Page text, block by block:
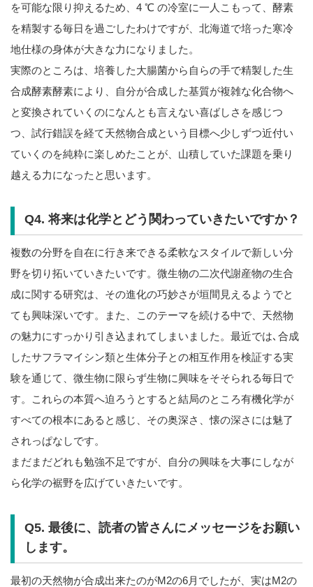
を可能な限り抑えるため、4 ℃ の冷室に一人こもって、酵素
を精製する毎日を過ごしたわけですが、北海道で培った寒冷
地仕様の身体が大きな力になりました。
実際のところは、培養した大腸菌から自らの手で精製した生
合成酵素酵素により、自分が合成した基質が複雑な化合物へ
と変換されていくのになんとも言えない喜ばしさを感じつ
つ、試行錯誤を経て天然物合成という目標へ少しずつ近付い
ていくのを純粋に楽しめたことが、山積していた課題を乗り
越える力になったと思います。
Q4. 将来は化学とどう関わっていきたいですか？
複数の分野を自在に行き来できる柔軟なスタイルで新しい分
野を切り拓いていきたいです。微生物の二次代謝産物の生合
成に関する研究は、その進化の巧妙さが垣間見えるようでと
ても興味深いです。また、このテーマを続ける中で、天然物
の魅力にすっかり引き込まれてしまいました。最近では､合成
したサフラマイシン類と生体分子との相互作用を検証する実
験を通じて、微生物に限らず生物に興味をそそられる毎日で
す。これらの本質へ迫ろうとすると結局のところ有機化学が
すべての根本にあると感じ、その奥深さ、懐の深さには魅了
されっぱなしです。
まだまだどれも勉強不足ですが、自分の興味を大事にしなが
ら化学の裾野を広げていきたいです。
Q5. 最後に、読者の皆さんにメッセージをお願い
します。
最初の天然物が合成出来たのがM2の6月でしたが、実はM2の